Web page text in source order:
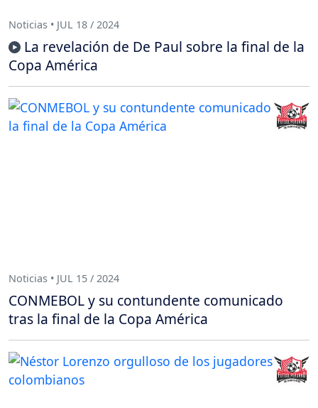
Noticias • JUL 18 / 2024
La revelación de De Paul sobre la final de la
Copa América
Noticias • JUL 15 / 2024
CONMEBOL y su contundente comunicado
tras la final de la Copa América